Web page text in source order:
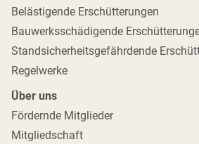
Belästigende Erschütterungen
Bauwerksschädigende
Standsicherheitsgefährdende
Regelwerke
Über uns
Fördernde Mitglieder
Mitgliedschaft